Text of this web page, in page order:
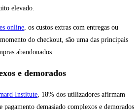
elevado.
online , os custos extras com entregas ou
do checkout, são uma das principais
abandonados.
e demorados
Institute , 18% dos utilizadores afirmam
pagamento demasiado complexos e demorados